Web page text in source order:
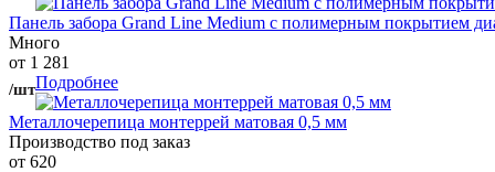
Панель забора Grand Line Medium с полимерным покрытием
Много
от 1 281
/штПодробнее
Металлочерепица монтеррей матовая 0,5 мм
Производство под заказ
от 620